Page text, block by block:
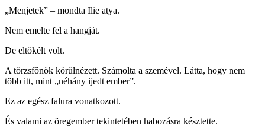
„Menjetek” – mondta Ilie atya.
Nem emelte fel a hangját.
De eltökélt volt.
A törzsfőnök körülnézett. Számolta a szemével. Látta, hogy nem
több itt, mint „néhány ijedt ember”.
Ez az egész falura vonatkozott.
És valami az öregember tekintetében habozásra késztette.